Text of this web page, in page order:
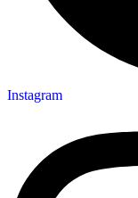
Instagram